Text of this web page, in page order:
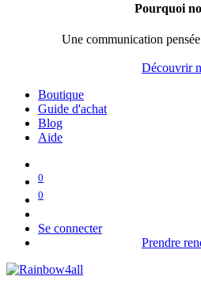
Pourquoi
Une communication
Découvrir
Boutique
Guide d'achat
Blog
Aide
0
0
Se connecter
Prendre